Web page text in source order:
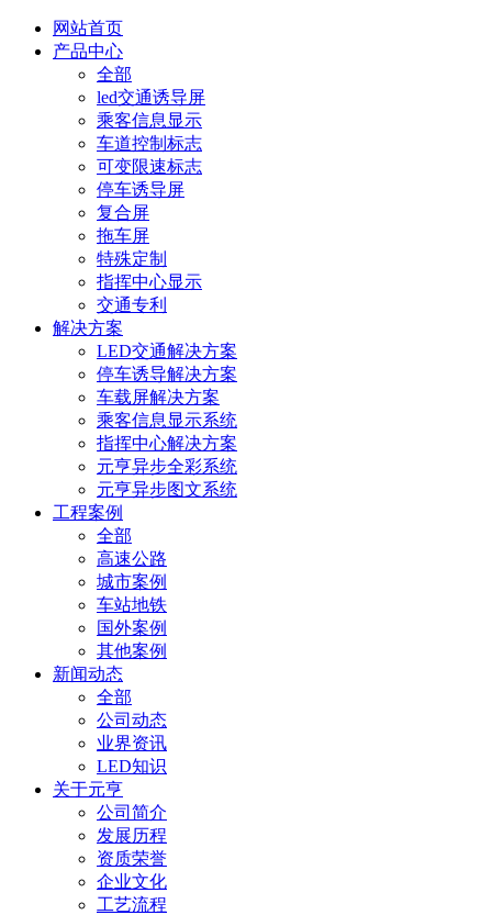
网站首页
产品中心
全部
led交通诱导屏
乘客信息显示
车道控制标志
可变限速标志
停车诱导屏
复合屏
拖车屏
特殊定制
指挥中心显示
交通专利
解决方案
LED交通解决方案
停车诱导解决方案
车载屏解决方案
乘客信息显示系统
指挥中心解决方案
元亨异步全彩系统
元亨异步图文系统
工程案例
全部
高速公路
城市案例
车站地铁
国外案例
其他案例
新闻动态
全部
公司动态
业界资讯
LED知识
关于元亨
公司简介
发展历程
资质荣誉
企业文化
工艺流程